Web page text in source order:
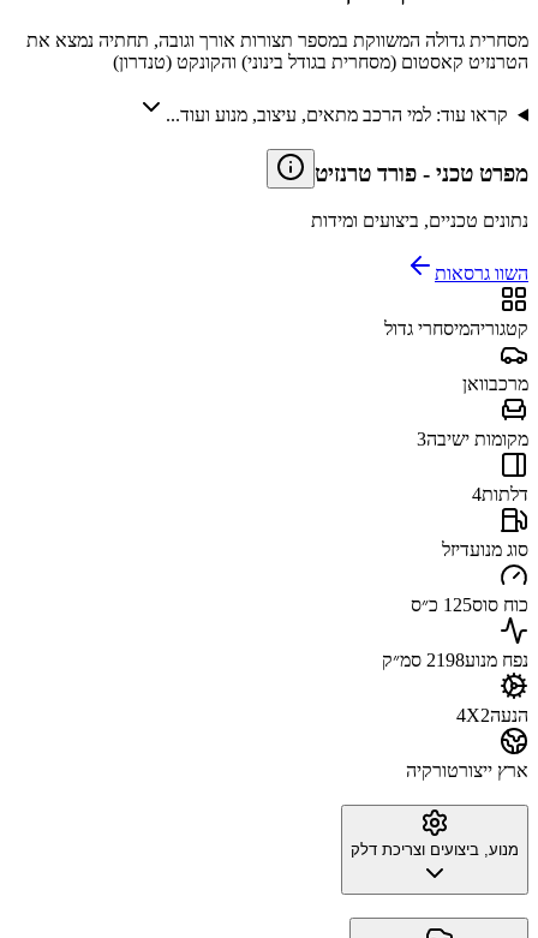
מסחרית גדולה המשווקת במספר תצורות אורך וגובה, תחתיה נמצא את
הטרנזיט קאסטום (מסחרית בגודל בינוני) והקונקט (טנדרון)
קראו עוד: למי הרכב מתאים, עיצוב, מנוע ועוד...
מפרט טכני - פורד טרנזיט
נתונים טכניים, ביצועים ומידות
השוו גרסאות
קטגוריהמיסחרי גדול
מרכבוואן
מקומות ישיבה3
דלתות4
סוג מנועדיזל
כוח סוס125 כ״ס
נפח מנוע2198 סמ״ק
הנעה4X2
ארץ ייצורטורקיה
מנוע, ביצועים וצריכת דלק